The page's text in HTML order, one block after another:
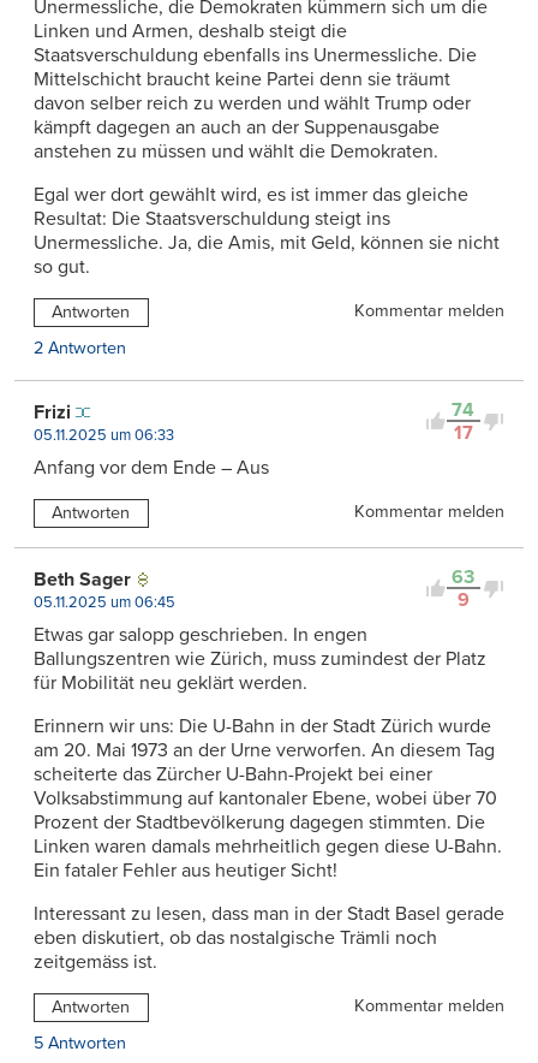
Unermessliche, die Demokraten kümmern sich um die
Linken und Armen, deshalb steigt die
Staatsverschuldung ebenfalls ins Unermessliche. Die
Mittelschicht braucht keine Partei denn sie träumt
davon selber reich zu werden und wählt Trump oder
kämpft dagegen an auch an der Suppenausgabe
anstehen zu müssen und wählt die Demokraten.
Egal wer dort gewählt wird, es ist immer das gleiche
Resultat: Die Staatsverschuldung steigt ins
Unermessliche. Ja, die Amis, mit Geld, können sie nicht
so gut.
Antworten
Kommentar melden
2 Antworten
74
17
Frizi
05.11.2025 um 06:33
Anfang vor dem Ende – Aus
Antworten Kommentar melden
63
9
Beth Sager
05.11.2025 um 06:45
Etwas gar salopp geschrieben. In engen
Ballungszentren wie Zürich, muss zumindest der Platz
für Mobilität neu geklärt werden.
Erinnern wir uns: Die U-Bahn in der Stadt Zürich wurde
am 20. Mai 1973 an der Urne verworfen. An diesem Tag
scheiterte das Zürcher U-Bahn-Projekt bei einer
Volksabstimmung auf kantonaler Ebene, wobei über 70
Prozent der Stadtbevölkerung dagegen stimmten. Die
Linken waren damals mehrheitlich gegen diese U-Bahn.
Ein fataler Fehler aus heutiger Sicht!
Interessant zu lesen, dass man in der Stadt Basel gerade
eben diskutiert, ob das nostalgische Trämli noch
zeitgemäss ist.
Antworten
Kommentar melden
5 Antworten